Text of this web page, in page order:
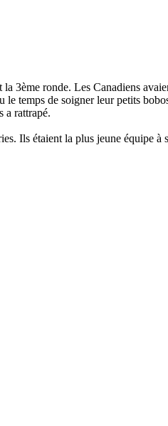
3ème ronde. Les Canadiens
temps de soigner leur petits
a rattrapé.
Ils étaient la plus jeune équipe